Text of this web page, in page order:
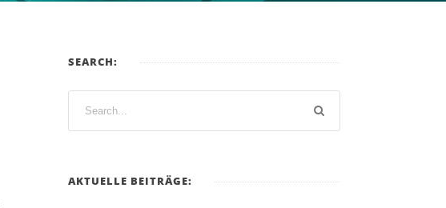
SEARCH:
AKTUELLE BEITRÄGE: